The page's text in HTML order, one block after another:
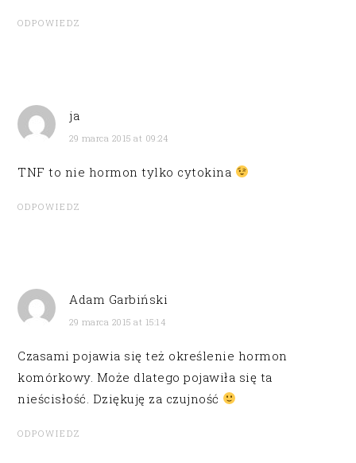
ODPOWIEDZ
ja
29 marca 2015 at 09:24
TNF to nie hormon tylko cytokina
ODPOWIEDZ
Adam Garbiński
29 marca 2015 at 15:14
Czasami pojawia się też określenie hormon
komórkowy. Może dlatego pojawiła się ta
nieścisłość. Dziękuję za czujność
ODPOWIEDZ